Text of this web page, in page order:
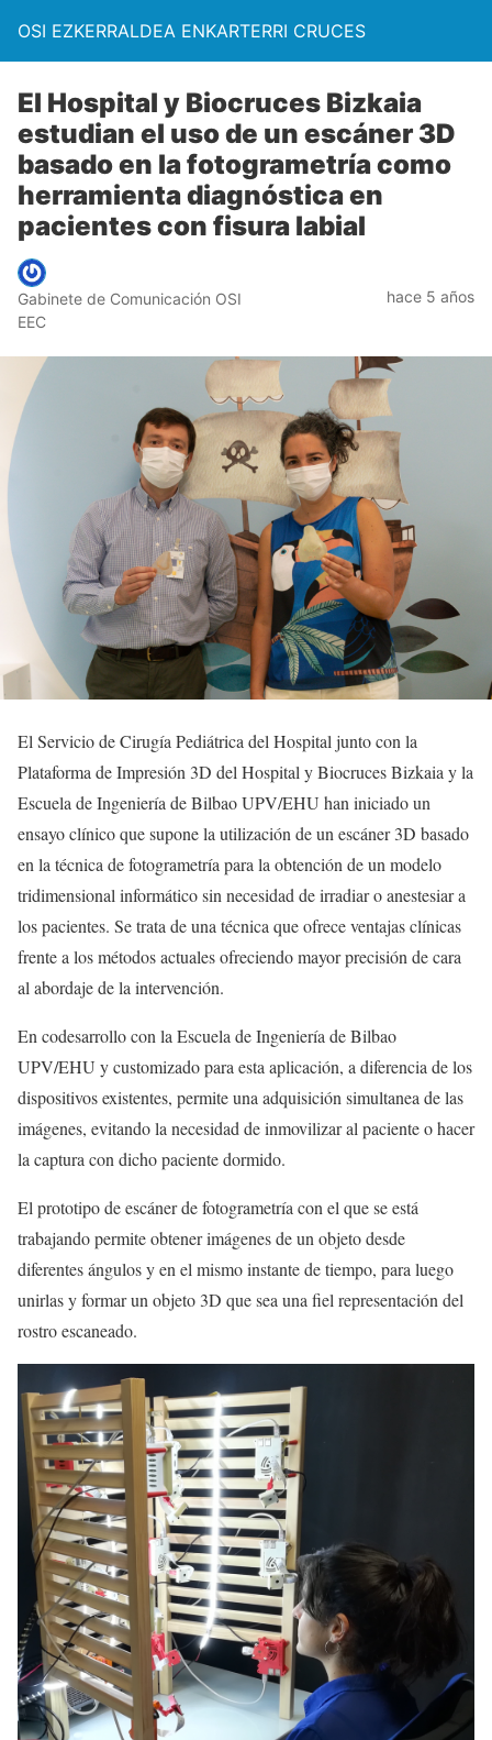
OSI EZKERRALDEA ENKARTERRI CRUCES
El Hospital y Biocruces Bizkaia
estudian el uso de un escáner 3D
basado en la fotogrametría como
herramienta diagnóstica en
pacientes con fisura labial
Gabinete de Comunicación OSI
EEC
hace 5 años
El Servicio de Cirugía Pediátrica del Hospital junto con la
Plataforma de Impresión 3D del Hospital y Biocruces Bizkaia y la
Escuela de Ingeniería de Bilbao UPV/EHU han iniciado un
ensayo clínico que supone la utilización de un escáner 3D basado
en la técnica de fotogrametría para la obtención de un modelo
tridimensional informático sin necesidad de irradiar o anestesiar a
los pacientes. Se trata de una técnica que ofrece ventajas clínicas
frente a los métodos actuales ofreciendo mayor precisión de cara
al abordaje de la intervención.
En codesarrollo con la Escuela de Ingeniería de Bilbao
UPV/EHU y customizado para esta aplicación, a diferencia de los
dispositivos existentes, permite una adquisición simultanea de las
imágenes, evitando la necesidad de inmovilizar al paciente o hacer
la captura con dicho paciente dormido.
El prototipo de escáner de fotogrametría con el que se está
trabajando permite obtener imágenes de un objeto desde
diferentes ángulos y en el mismo instante de tiempo, para luego
unirlas y formar un objeto 3D que sea una fiel representación del
rostro escaneado.